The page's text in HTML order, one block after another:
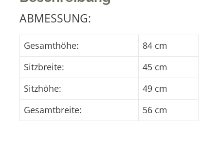
ABMESSUNG:
Gesamthöhe:
84 cm
Sitzbreite:
45 cm
Sitzhöhe:
49 cm
Gesamtbreite:
56 cm